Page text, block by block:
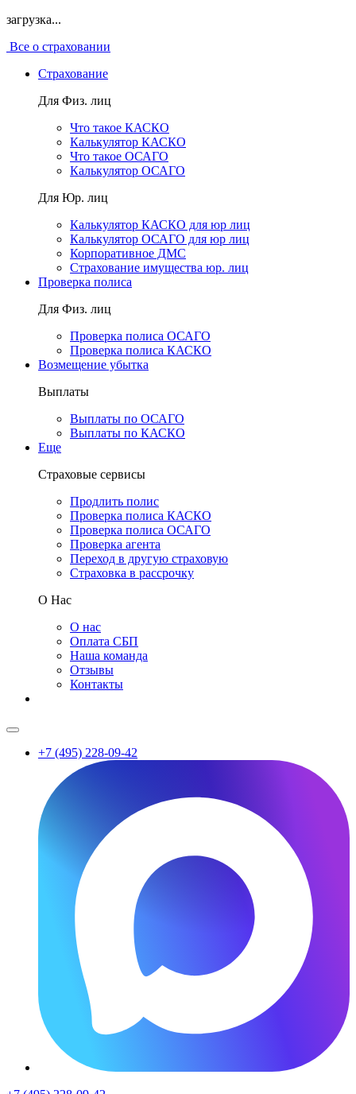
загрузка...
Все о страховании
Страхование
Для Физ. лиц
Что такое КАСКО
Калькулятор КАСКО
Что такое ОСАГО
Калькулятор ОСАГО
Для Юр. лиц
Калькулятор КАСКО для юр лиц
Калькулятор ОСАГО для юр лиц
Корпоративное ДМС
Страхование имущества юр. лиц
Проверка полиса
Для Физ. лиц
Проверка полиса ОСАГО
Проверка полиса КАСКО
Возмещение убытка
Выплаты
Выплаты по ОСАГО
Выплаты по КАСКО
Еще
Страховые сервисы
Продлить полис
Проверка полиса КАСКО
Проверка полиса ОСАГО
Проверка агента
Переход в другую страховую
Страховка в рассрочку
О Нас
О нас
Оплата СБП
Наша команда
Отзывы
Контакты
+7 (495) 228-09-42